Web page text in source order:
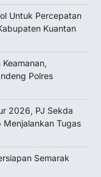
Untuk Percepatan
Kuantan
Polres
2026, PJ Sekda
Menjalankan Tugas
Semarak